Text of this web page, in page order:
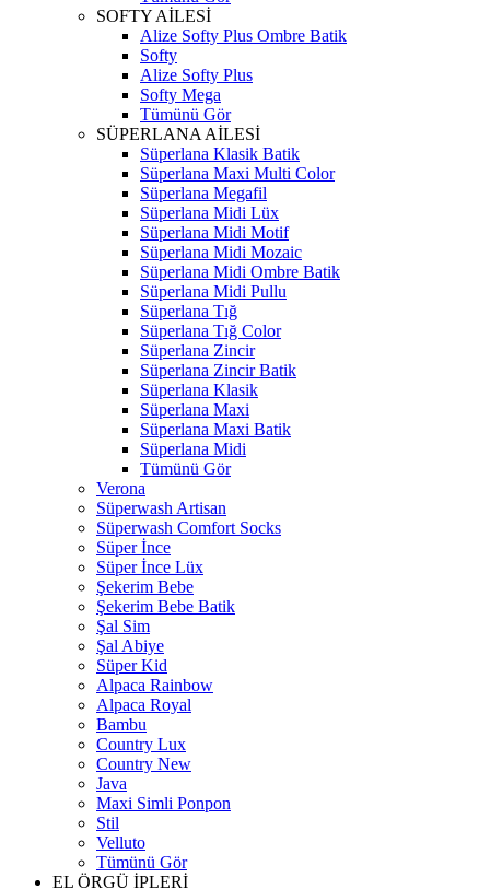
SOFTY AİLESİ
Alize Softy Plus Ombre Batik
Softy
Alize Softy Plus
Softy Mega
Tümünü Gör
SÜPERLANA AİLESİ
Süperlana Klasik Batik
Süperlana Maxi Multi Color
Süperlana Megafil
Süperlana Midi Lüx
Süperlana Midi Motif
Süperlana Midi Mozaic
Süperlana Midi Ombre Batik
Süperlana Midi Pullu
Süperlana Tığ
Süperlana Tığ Color
Süperlana Zincir
Süperlana Zincir Batik
Süperlana Klasik
Süperlana Maxi
Süperlana Maxi Batik
Süperlana Midi
Tümünü Gör
Verona
Süperwash Artisan
Süperwash Comfort Socks
Süper İnce
Süper İnce Lüx
Şekerim Bebe
Şekerim Bebe Batik
Şal Sim
Şal Abiye
Süper Kid
Alpaca Rainbow
Alpaca Royal
Bambu
Country Lux
Country New
Java
Maxi Simli Ponpon
Stil
Velluto
Tümünü Gör
EL ÖRGÜ İPLERİ